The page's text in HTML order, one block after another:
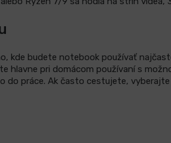
kde budete notebook používať
hlavne pri domácom používaní s
do práce. Ak často cestujete,